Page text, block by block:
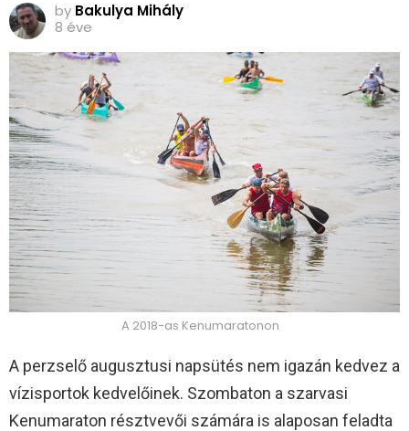
by Bakulya Mihály
8 éve
A 2018-as Kenumaratonon
A perzselő augusztusi napsütés nem igazán kedvez a
vízisportok kedvelőinek. Szombaton a szarvasi
Kenumaraton résztvevői számára is alaposan feladta